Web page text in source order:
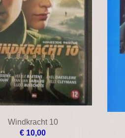
Windkracht 10
€ 10,00